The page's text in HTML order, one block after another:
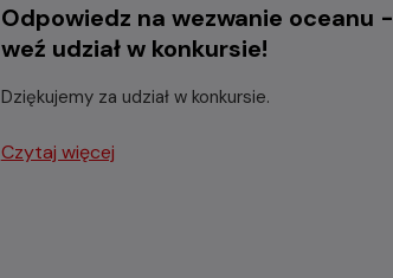
Odpowiedz na wezwanie oceanu -
weź udział w konkursie!
Dziękujemy za udział w konkursie.
Czytaj więcej